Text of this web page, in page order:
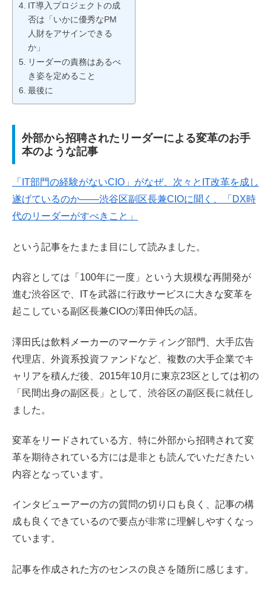
IT導入プロジェクトの成
否は「いかに優秀なPM
人財をアサインできる
か」
リーダーの責務はあるべ
き姿を定めること
最後に
外部から招聘されたリーダーによる変革のお手
本のような記事
「IT部門の経験がないCIO」がなぜ、次々とIT改革を成し
遂げているのか——渋谷区副区長兼CIOに聞く、「DX時
代のリーダーがすべきこと」
という記事をたまたま目にして読みました。
内容としては「100年に一度」という大規模な再開発が
進む渋谷区で、ITを武器に行政サービスに大きな変革を
起こしている副区長兼CIOの澤田伸氏の話。
澤田氏は飲料メーカーのマーケティング部門、大手広告
代理店、外資系投資ファンドなど、複数の大手企業でキ
ャリアを積んだ後、2015年10月に東京23区としては初の
「民間出身の副区長」として、渋谷区の副区長に就任し
ました。
変革をリードされている方、特に外部から招聘されて変
革を期待されている方には是非とも読んでいただきたい
内容となっています。
インタビューアーの方の質問の切り口も良く、記事の構
成も良くできているので要点が非常に理解しやすくなっ
ています。
記事を作成された方のセンスの良さを随所に感じます。